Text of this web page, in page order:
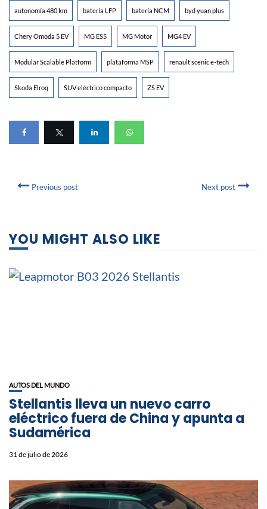
autonomía 480 km batería LFP batería NCM byd yuan plus
Chery Omoda 5 EV MG ES5 MG Motor MG4 EV
Modular Scalable Platform plataforma MSP renault scenic e-tech
Skoda Elroq SUV eléctrico compacto ZS EV
Previous post Next post
YOU MIGHT ALSO LIKE
AUTOS DEL MUNDO
Stellantis lleva un nuevo carro
eléctrico fuera de China y apunta a
Sudamérica
31 de julio de 2026